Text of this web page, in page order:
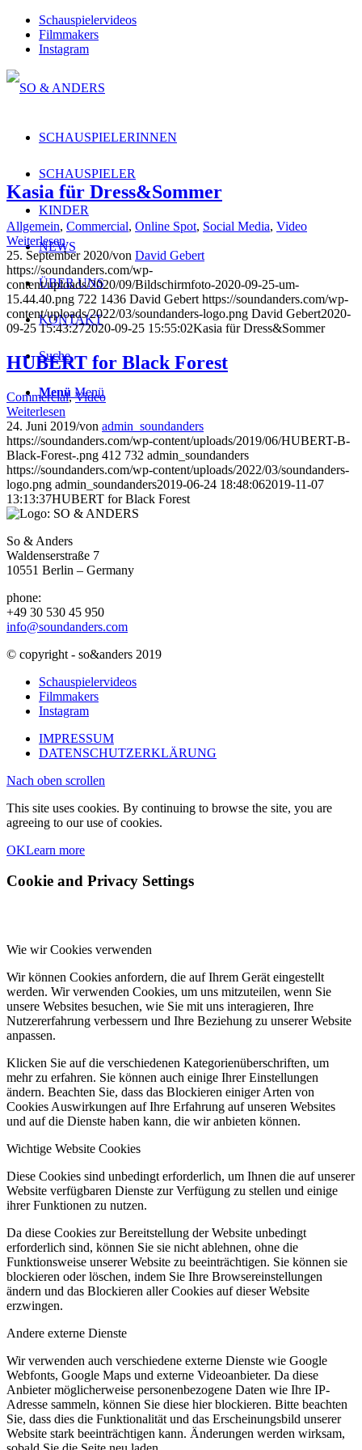
Schauspielervideos
Filmmakers
Instagram
SCHAUSPIELERINNEN
SCHAUSPIELER
KINDER
NEWS
ÜBER UNS
KONTAKT
Suche
Menü Menü
Kasia für Dress&Sommer
Allgemein, Commercial, Online Spot, Social Media, Video
Weiterlesen
25. September 2020/von David Gebert
https://soundanders.com/wp-
content/uploads/2020/09/Bildschirmfoto-2020-09-25-um-
15.44.40.png 722 1436 David Gebert https://soundanders.com/wp-
content/uploads/2022/03/soundanders-logo.png David Gebert2020-
09-25 15:43:272020-09-25 15:55:02Kasia für Dress&Sommer
HUBERT for Black Forest
Commercial,Video
Weiterlesen
24. Juni 2019/von admin_soundanders
https://soundanders.com/wp-content/uploads/2019/06/HUBERT-B-
Black-Forest-.png 412 732 admin_soundanders
https://soundanders.com/wp-content/uploads/2022/03/soundanders-
logo.png admin_soundanders2019-06-24 18:48:062019-11-07
13:13:37HUBERT for Black Forest
So & Anders
Waldenserstraße 7
10551 Berlin – Germany
phone:
+49 30 530 45 950
info@soundanders.com
© copyright - so&anders 2019
Schauspielervideos
Filmmakers
Instagram
IMPRESSUM
DATENSCHUTZERKLÄRUNG
Nach oben scrollen
This site uses cookies. By continuing to browse the site, you are
agreeing to our use of cookies.
OKLearn more
Cookie and Privacy Settings
Wie wir Cookies verwenden
Wir können Cookies anfordern, die auf Ihrem Gerät eingestellt
werden. Wir verwenden Cookies, um uns mitzuteilen, wenn Sie
unsere Websites besuchen, wie Sie mit uns interagieren, Ihre
Nutzererfahrung verbessern und Ihre Beziehung zu unserer Website
anpassen.
Klicken Sie auf die verschiedenen Kategorienüberschriften, um
mehr zu erfahren. Sie können auch einige Ihrer Einstellungen
ändern. Beachten Sie, dass das Blockieren einiger Arten von
Cookies Auswirkungen auf Ihre Erfahrung auf unseren Websites
und auf die Dienste haben kann, die wir anbieten können.
Wichtige Website Cookies
Diese Cookies sind unbedingt erforderlich, um Ihnen die auf unserer
Website verfügbaren Dienste zur Verfügung zu stellen und einige
ihrer Funktionen zu nutzen.
Da diese Cookies zur Bereitstellung der Website unbedingt
erforderlich sind, können Sie sie nicht ablehnen, ohne die
Funktionsweise unserer Website zu beeinträchtigen. Sie können sie
blockieren oder löschen, indem Sie Ihre Browsereinstellungen
ändern und das Blockieren aller Cookies auf dieser Website
erzwingen.
Andere externe Dienste
Wir verwenden auch verschiedene externe Dienste wie Google
Webfonts, Google Maps und externe Videoanbieter. Da diese
Anbieter möglicherweise personenbezogene Daten wie Ihre IP-
Adresse sammeln, können Sie diese hier blockieren. Bitte beachten
Sie, dass dies die Funktionalität und das Erscheinungsbild unserer
Website stark beeinträchtigen kann. Änderungen werden wirksam,